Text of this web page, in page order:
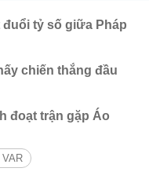
tỷ số giữa Pháp
chiến thắng đầu
đoạt trận gặp Áo